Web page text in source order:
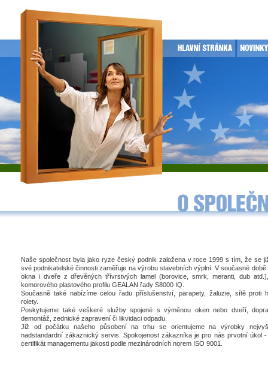
Naše společnost byla jako ryze český podnik založena v roce 1999 s tím, že se
své podnikatelské činnosti zaměřuje na výrobu stavebních výplní. V současné
okna i dveře z dřevěných třívrstvých lamel (borovice, smrk, meranti, dub
komorového plastového profilu GEALAN řady S8000 IQ.
Současně také nabízíme celou řadu příslušenství, parapety, žaluzie, sítě proti
rolety.
Poskytujeme také veškeré služby spojené s výměnou oken nebo dveří,
demontáž, zednické zapravení či likvidaci odpadu.
Již od počátku našeho působení na trhu se orientujeme na výrobky
nadstandardní zákaznický servis. Spokojenost zákazníka je pro nás prvotní úkol
certifikát managementu jakosti podle mezinárodních norem ISO 9001.